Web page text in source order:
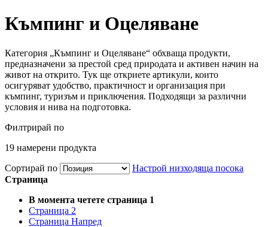
Къмпинг и Оцеляване
Категория „Къмпинг и Оцеляване“ обхваща продукти,
предназначени за престой сред природата и активен начин на
живот на открито. Тук ще откриете артикули, които
осигуряват удобство, практичност и организация при
къмпинг, туризъм и приключения. Подходящи за различни
условия и нива на подготовка.
Филтрирай по
19 намерени продукта
Сортирай по
Настрой низходяща посока
Страница
В момента четете страница 1
Страница 2
Страница Напред